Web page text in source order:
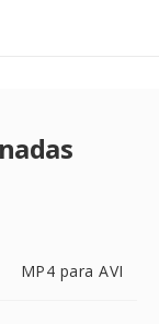
MP4 para AVI